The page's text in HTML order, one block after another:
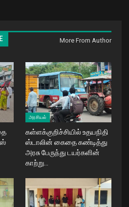
More From Author
அரசியல்
கள்ளக்குறிச்சியில் உதயநிதி
ஸ்டாலின் கைதை கண்டித்து
அரசு பேருந்து டயர்களின்
காற்று…